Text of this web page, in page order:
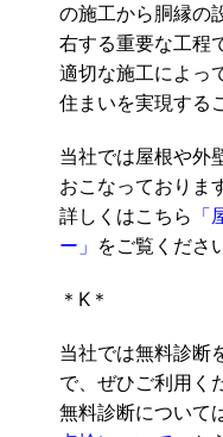
の施工から胴縁の
右する重要な工程
適切な施工によっ
住まいを実現する
当社では屋根や外
おこなっておりま
詳しくはこちら
ー」 をご覧くださ
＊K＊
当社では無料診断
で、ぜひご利用く
無料診断について